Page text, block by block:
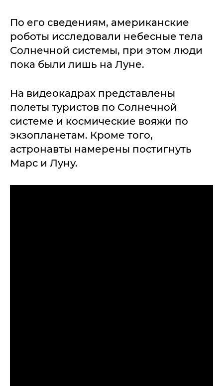
По его сведениям, американские
роботы исследовали небесные тела
Солнечной системы, при этом люди
пока были лишь на Луне.
На видеокадрах представлены
полеты туристов по Солнечной
системе и космические вояжи по
экзопланетам. Кроме того,
астронавты намерены постигнуть
Марс и Луну.